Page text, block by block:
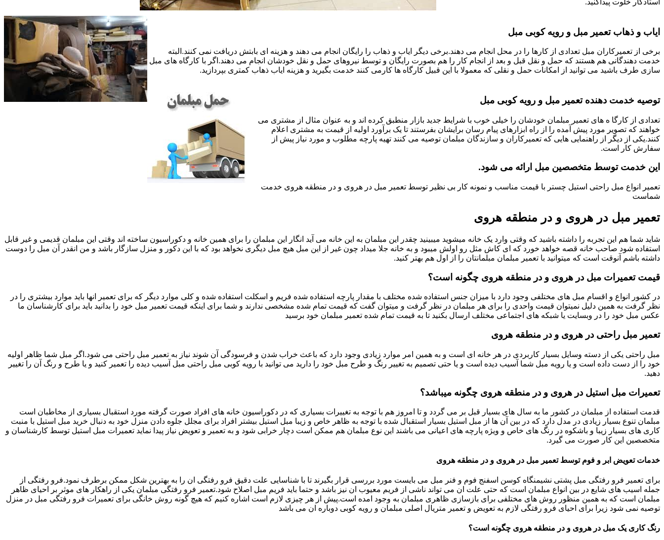
ایاب و ذهاب تعمیر مبل و رویه کوبی مبل
برخی از تعمیرکاران مبل تعدادی از کارها را در محل انجام می دهند.برخی دیگر ایاب و ذهاب را رایگان انجام می دهند و هزینه ای بابتش دریافت نمی کنند.البته
خدمت دهندگانی هم هستند که حمل و نقل قبل و بعد از انجام کار را هم بصورت رایگان و توسط نیروهای حمل و نقل خودشان انجام می دهند.اگر با کارگاه های مبل
سازی طرف باشید می توانید از امکانات حمل و نقلی که معمولا با این قبیل کارگاه ها کارمی کنند خدمت بگیرید و هزینه ایاب ذهاب کمتری بپردازید.
توصیه خدمت دهنده تعمیر مبل و رویه کوبی مبل
تعدادی از کارگا ه های تعمیر مبلمان خودشان را خیلی خوب با شرایط جدید بازار منطبق کرده اند و به عنوان مثال از مشتری می
خواهند که تصویر مورد پیش آمده را از راه ابزارهای پیام رسان برایشان بفرستند تا یک برآورد اولیه از قیمت به مشتری اعلام
کنند.یکی از دیگر از راهنمایی هایی که تعمیرکاران و سازندگان مبلمان توصیه می کنند تهیه پارچه مطلوب و مورد نیاز پیش از
سفارش کار است.
این خدمت توسط متخصصین مبل ارائه می شود.
تعمیر انواع مبل راحتی استیل چستر با قیمت مناسب و نمونه کار بی نظیر توسط تعمیر مبل در هروی و در منطقه هروی خدمت
شماست
تعمیر مبل در هروی و در منطقه هروی
شاید شما هم این تجربه را داشته باشید که وقتی وارد یک خانه میشوید میبینید چقدر این مبلمان به این خانه می آید انگار این مبلمان را برای همین خانه و دکوراسیون ساخته اند وقتی این مبلمان قدیمی و غیر قابل
استفاده شود صاحب خانه قصه خواهد خورد که ای کاش مثل رو اولش میبود و به خانه جلا میداد چون غیر از این مبل هیچ مبل دیگری نخواهد بود که با این دکور و منزل سازگار باشد و من انقدر آن مبل را دوست
داشته باشم آنوقت است که میتوانید با تعمیر مبلمان مبلمانتان را از اول هم بهتر کنید.
قیمت تعمیرات مبل در هروی و در منطقه هروی چگونه است؟
در کشور انواع و اقسام مبل های مختلفی وجود دارد با میزان جنس استفاده شده مختلف با مقدار پارچه استفاده شده فریم و اسکلت استفاده شده و کلی موارد دیگر که برای تعمیر انها باید موارد بیشتری را در
نظر گرفت به همین دلیل نمیتوان قیمت واحدی را برای هر مبلمان در نظر گرفت و میتوان گفت که قیمت تمام شده مشخصی ندارند و شما برای اینکه قیمت تعمیر مبل خود را بدانید باید برای کارشناسان ما
عکس مبل خود را در وبسایت یا شبکه های اجتماعی مختلف ارسال بکنید تا به قیمت تمام شده تعمیر مبلمان خود برسید
تعمیر مبل راحتی در هروی و در منطقه هروی
مبل راحتی یکی از دسته وسایل بسیار کاربردی در هر خانه ای است و به همین امر موارد زیادی وجود دارد که باعث خراب شدن و فرسودگی آن شوند نیاز به تعمیر مبل راحتی می شود.اگر مبل شما ظاهر اولیه
خود را از دست داده است و یا رویه مبل شما آسیب دیده است و یا حتی تصمیم به تغییر رنگ و طرح مبل خود را دارید می توانید با رویه کوبی مبل راحتی مبل آسیب دیده را تعمیر کنید و یا طرح و رنگ آن را تغییر
دهید.
تعمیرات مبل استیل در هروی و در منطقه هروی چگونه میباشد؟
قدمت استفاده از مبلمان در کشور ما به سال های بسیار قبل بر می گردد و تا امروز هم با توجه به تغییرات بسیاری که در دکوراسیون خانه های افراد صورت گرفته مورد استقبال بسیاری از مخاطبان است
مبلمان تنوع بسیار زیادی در مدل دارد که در بین آن ها از مبل استیل بسیار استقبال شده با توجه به ظاهر خاص و زیبا مبل استیل بیشتر افراد برای مجلل جلوه دادن منزل خود به دنبال خرید مبل استیل با منبت
کاری های بسیار زیبا و باشکوه در رنگ های خاص و ویژه پارچه های اعیانی می باشند این نوع مبلمان هم ممکن است دچار خرابی شود و به تعمیر و تعویض نیاز پیدا نماید تعمیرات مبل استیل توسط کارشناسان و
متخصصین این کار صورت می گیرد.
خدمات تعویض ابر و فوم توسط تعمیر مبل در هروی و در منطقه هروی
برای تعمیر فرو رفتگی مبل پشتی نشیمنگاه کوسن اسفنج فوم و فنر مبل می بایست مورد بررسی قرار بگیرند تا با شناسایی علت دقیق فرو رفتگی ان را به بهترین شکل ممکن برطرف نمود.فرو رفتگی از
جمله اسیب های شایع در بین انواع مبلمان است که حتی علت ان می تواند ناشی از فریم معیوب ان نیز باشد و حتما باید فریم مبل اصلاح شود.تعمیر فرو رفتگی مبلمان یکی از راهکار های موثر بر احیای ظاهر
مبلمان است که به همین منظور روش های مختلفی برای بازسازی ظاهری مبلمان به وجود امده است.پیش از هر چیزی لازم است اشاره کنیم که هیچ گونه روش خانگی برای تعمیرات فرو رفتگی مبل در منزل
توصیه نمی شود زیرا برای احیای فرو رفتگی لازم به تعویض و تعمیر متریال اصلی مبلمان و رویه کوبی دوباره ان می باشد
رنگ کاری یک مبل در هروی و در منطقه هروی چگونه است؟